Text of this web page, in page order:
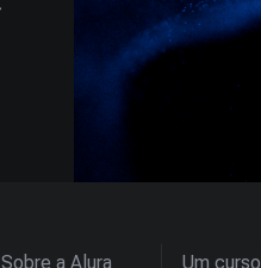
Sobre a Alura Um curso